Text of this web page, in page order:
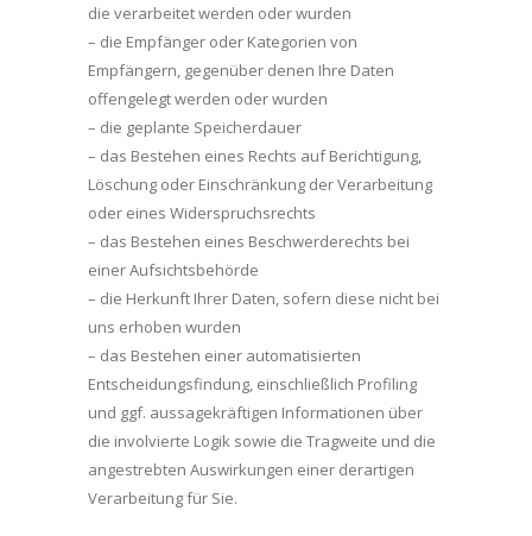
die verarbeitet werden oder wurden
– die Empfänger oder Kategorien von
Empfängern, gegenüber denen Ihre Daten
offengelegt werden oder wurden
– die geplante Speicherdauer
– das Bestehen eines Rechts auf Berichtigung,
Löschung oder Einschränkung der Verarbeitung
oder eines Widerspruchsrechts
– das Bestehen eines Beschwerderechts bei
einer Aufsichtsbehörde
– die Herkunft Ihrer Daten, sofern diese nicht bei
uns erhoben wurden
– das Bestehen einer automatisierten
Entscheidungsfindung, einschließlich Profiling
und ggf. aussagekräftigen Informationen über
die involvierte Logik sowie die Tragweite und die
angestrebten Auswirkungen einer derartigen
Verarbeitung für Sie.